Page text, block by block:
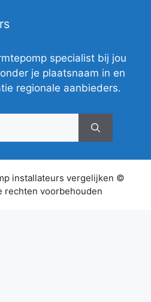
specialist bij jou
je plaatsnaam in en
regionale aanbieders.
installateurs vergelijken ©
rechten voorbehouden